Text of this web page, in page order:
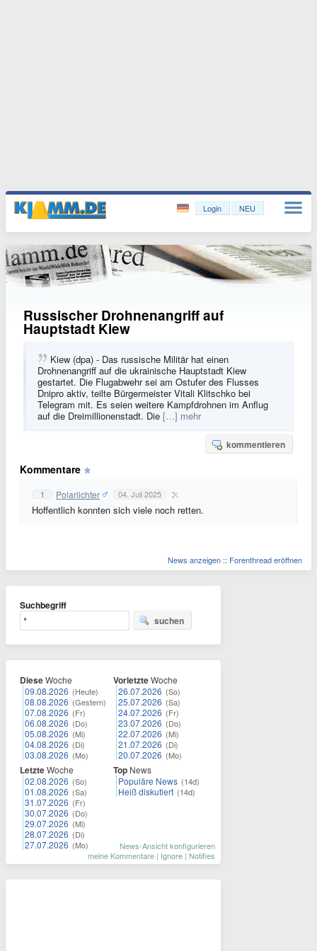
Login NEU
Russischer Drohnenangriff auf
Hauptstadt Kiew
Kiew (dpa) - Das russische Militär hat einen
Drohnenangriff auf die ukrainische Hauptstadt Kiew
gestartet. Die Flugabwehr sei am Ostufer des Flusses
Dnipro aktiv, teilte Bürgermeister Vitali Klitschko bei
Telegram mit. Es seien weitere Kampfdrohnen im Anflug
auf die Dreimillionenstadt. Die […] mehr
kommentieren
Kommentare
1 Polarlichter 04. Juli 2025
Hoffentlich konnten sich viele noch retten.
News anzeigen :: Forenthread eröffnen
Suchbegriff
suchen
DieseWoche
09.08.2026 (Heute)
08.08.2026 (Gestern)
07.08.2026 (Fr)
06.08.2026 (Do)
05.08.2026 (Mi)
04.08.2026 (Di)
03.08.2026 (Mo)
LetzteWoche
02.08.2026 (So)
01.08.2026 (Sa)
31.07.2026 (Fr)
30.07.2026 (Do)
29.07.2026 (Mi)
28.07.2026 (Di)
27.07.2026 (Mo)
VorletzteWoche
26.07.2026 (So)
25.07.2026 (Sa)
24.07.2026 (Fr)
23.07.2026 (Do)
22.07.2026 (Mi)
21.07.2026 (Di)
20.07.2026 (Mo)
Top News
Populäre News (14d)
Heiß diskutiert (14d)
News-Ansicht konfigurieren
meine Kommentare | Ignore | Notifies